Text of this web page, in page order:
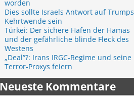
worden
Dies sollte Israels Antwort auf Trumps
Kehrtwende sein
Türkei: Der sichere Hafen der Hamas
und der gefährliche blinde Fleck des
Westens
„Deal“?: Irans IRGC-Regime und seine
Terror-Proxys feiern
Neueste Kommentare